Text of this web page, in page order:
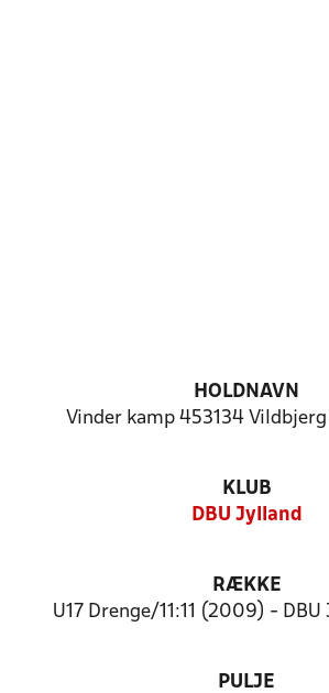
HOLDNAVN
Vinder kamp 453134
KLUB
DBU Jylland
RÆKKE
U17 Drenge/11:11 (2009) - DBU
PULJE